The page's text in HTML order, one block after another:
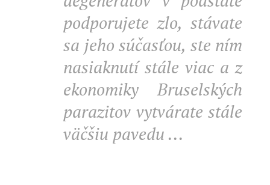
podporujete zlo, stávate
sa jeho súčasťou, ste ním
nasiaknutí stále viac a z
ekonomiky Bruselských
parazitov vytvárate stále
väčšiu pavedu ...